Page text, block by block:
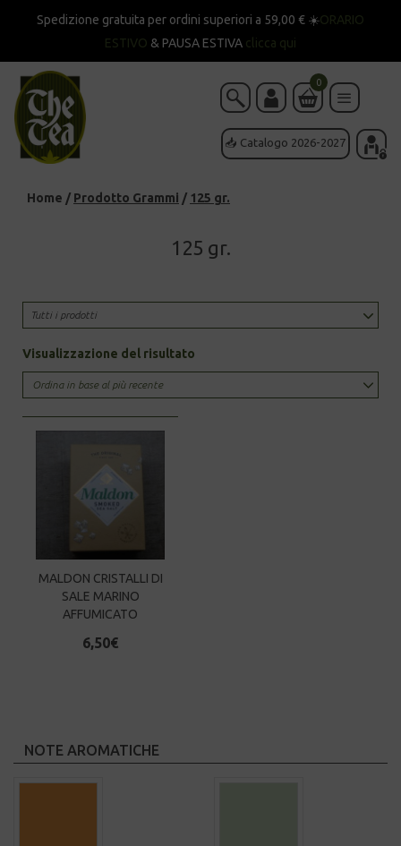
Spedizione gratuita per ordini superiori a 59,00 € ☀️ORARIO
ESTIVO & PAUSA ESTIVA clicca qui
📥 Catalogo 2026-2027
0
Home / Prodotto Grammi / 125 gr.
125 gr.
NOTE AROMATICHE
Tutti i prodotti
Visualizzazione del risultato
MALDON CRISTALLI DI
SALE MARINO
AFFUMICATO
6,50€